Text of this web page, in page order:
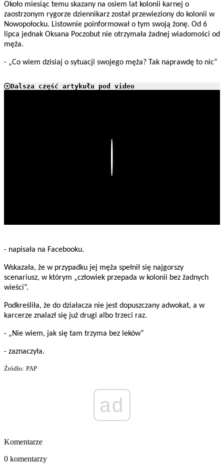
Około miesiąc temu skazany na osiem lat kolonii karnej o
zaostrzonym rygorze dziennikarz został przewieziony do kolonii w
Nowopołocku. Listownie poinformował o tym swoją żonę. Od 6
lipca jednak Oksana Poczobut nie otrzymała żadnej wiadomości od
męża.
- „Co wiem dzisiaj o sytuacji swojego męża? Tak naprawdę to nic”
Dalsza część artykułu pod video
- napisała na Facebooku.
Wskazała, że w przypadku jej męża spełnił się najgorszy
scenariusz, w którym „człowiek przepada w kolonii bez żadnych
wieści”.
Podkreśliła, że do działacza nie jest dopuszczany adwokat, a w
karcerze znalazł się już drugi albo trzeci raz.
- „Nie wiem, jak się tam trzyma bez leków”
- zaznaczyła.
Źródło: PAP
ad
Komentarze
0 komentarzy